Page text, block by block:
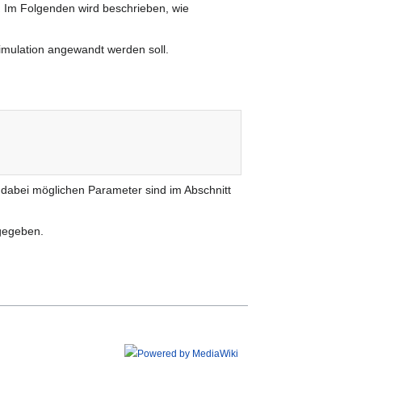
Folgenden wird beschrieben, wie
angewandt werden soll.
möglichen Parameter sind im Abschnitt